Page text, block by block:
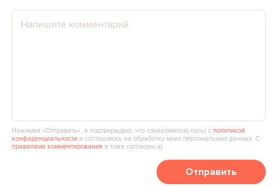
Нажимая «Отправить», я подтверждаю, что ознакомился(‑лась) сполитикой
конфиденциальности и соглашаюсь на обработку моих персональных данных. С
правилами комментирования я тоже согласен(‑а).
Отправить